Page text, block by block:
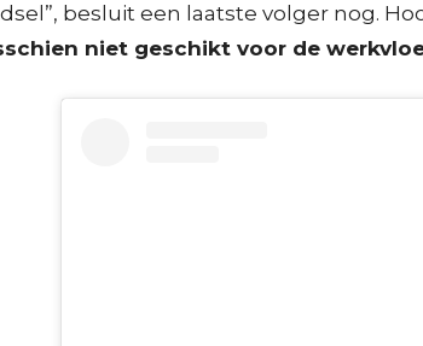
besluit een laatste volger nog.
niet geschikt voor de